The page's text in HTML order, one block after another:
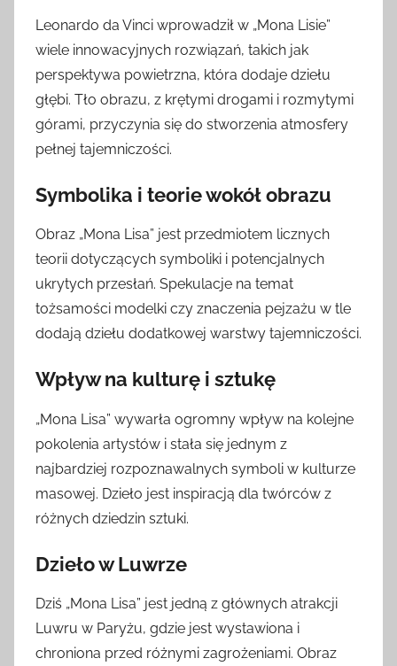
Leonardo da Vinci wprowadził w „Mona Lisie”
wiele innowacyjnych rozwiązań, takich jak
perspektywa powietrzna, która dodaje dziełu
głębi. Tło obrazu, z krętymi drogami i rozmytymi
górami, przyczynia się do stworzenia atmosfery
pełnej tajemniczości.
Symbolika i teorie wokół obrazu
Obraz „Mona Lisa” jest przedmiotem licznych
teorii dotyczących symboliki i potencjalnych
ukrytych przesłań. Spekulacje na temat
tożsamości modelki czy znaczenia pejzażu w tle
dodają dziełu dodatkowej warstwy tajemniczości.
Wpływ na kulturę i sztukę
„Mona Lisa” wywarła ogromny wpływ na kolejne
pokolenia artystów i stała się jednym z
najbardziej rozpoznawalnych symboli w kulturze
masowej. Dzieło jest inspiracją dla twórców z
różnych dziedzin sztuki.
Dzieło w Luwrze
Dziś „Mona Lisa” jest jedną z głównych atrakcji
Luwru w Paryżu, gdzie jest wystawiona i
chroniona przed różnymi zagrożeniami. Obraz